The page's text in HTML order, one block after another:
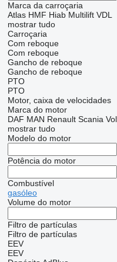
Marca da carroçaria
Atlas HMF Hiab Multilift VDL
mostrar tudo
Carroçaria
Com reboque
Com reboque
Gancho de reboque
Gancho de reboque
PTO
PTO
Motor, caixa de velocidades
Marca do motor
DAF MAN Renault Scania
mostrar tudo
Modelo do motor
Potência do motor
Combustível
gasóleo
Volume do motor
Filtro de partículas
Filtro de partículas
EEV
EEV